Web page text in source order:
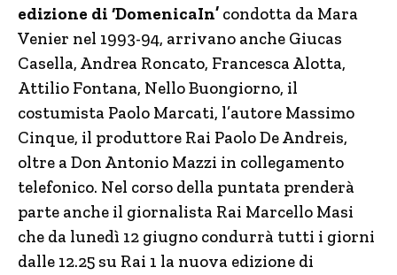
edizione di ‘DomenicaIn’ condotta da Mara
Venier nel 1993-94, arrivano anche Giucas
Casella, Andrea Roncato, Francesca Alotta,
Attilio Fontana, Nello Buongiorno, il
costumista Paolo Marcati, l’autore Massimo
Cinque, il produttore Rai Paolo De Andreis,
oltre a Don Antonio Mazzi in collegamento
telefonico. Nel corso della puntata prenderà
parte anche il giornalista Rai Marcello Masi
che da lunedì 12 giugno condurrà tutti i giorni
dalle 12.25 su Rai 1 la nuova edizione di